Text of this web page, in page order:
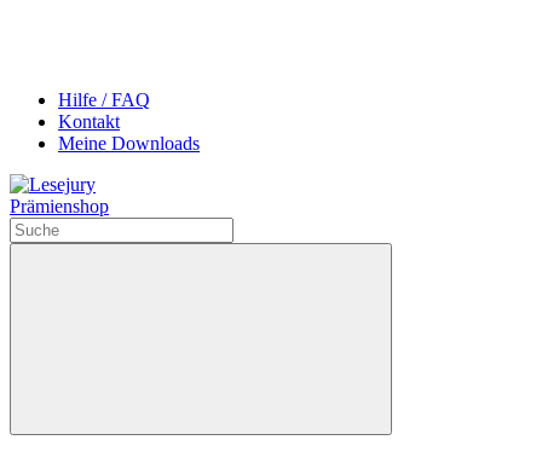
Hilfe / FAQ
Kontakt
Meine Downloads
Prämienshop